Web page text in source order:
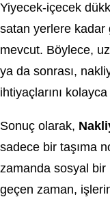
Yiyecek-içecek
satan yerlere kadar
mevcut. Böylece,
ya da sonrası,
ihtiyaçlarını
Sonuç olarak,
sadece bir taşıma
zamanda sosyal bir
geçen zaman,